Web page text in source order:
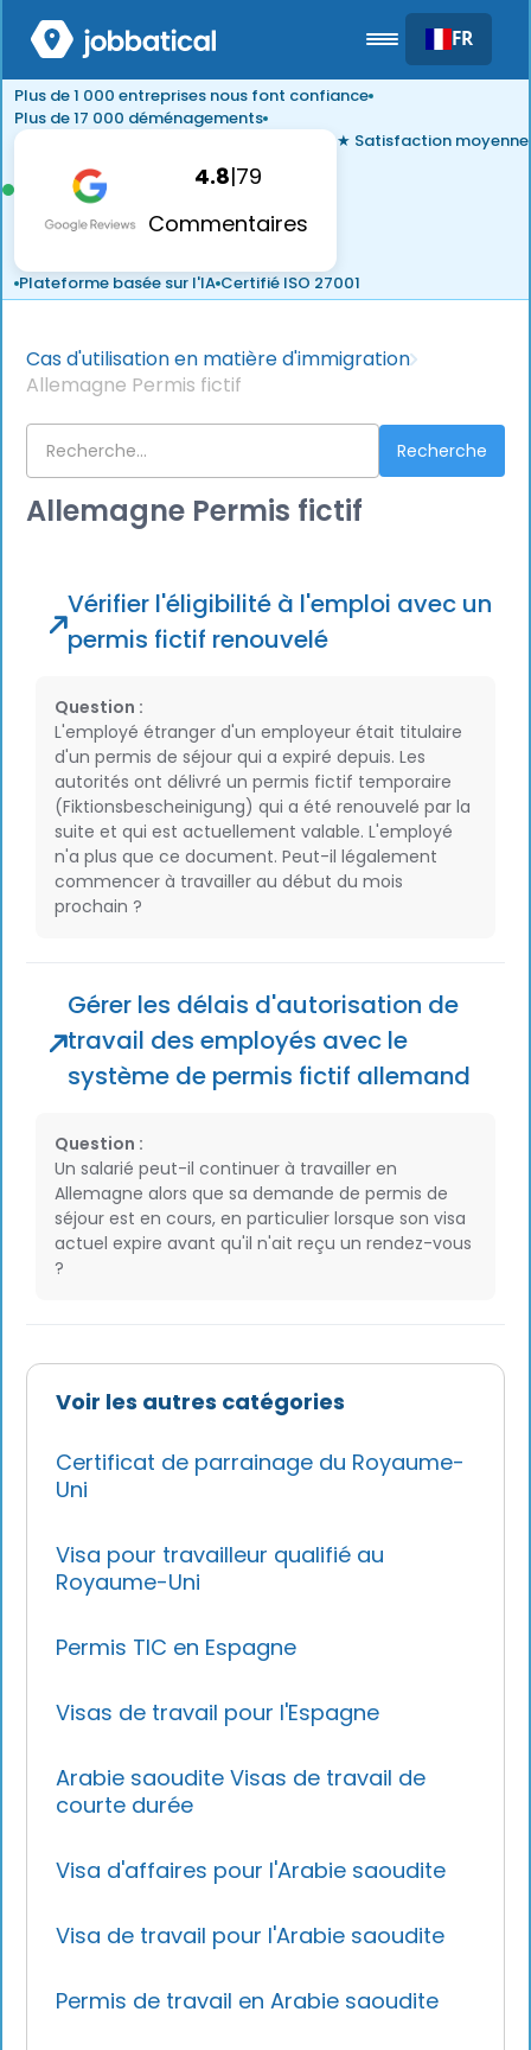
FR
Plus de 1 000 entreprises nous font confiance
Plus de 17 000 déménagements
4.8|79
Commentaires
★ Satisfaction moyenne
Plateforme basée sur l'IA Certifié ISO 27001
Cas d'utilisation en matière d'immigration
Allemagne Permis fictif
Allemagne Permis fictif
Vérifier l'éligibilité à l'emploi avec un
permis fictif renouvelé
Question :
L'employé étranger d'un employeur était titulaire
d'un permis de séjour qui a expiré depuis. Les
autorités ont délivré un permis fictif temporaire
(Fiktionsbescheinigung) qui a été renouvelé par la
suite et qui est actuellement valable. L'employé
n'a plus que ce document. Peut-il légalement
commencer à travailler au début du mois
prochain ?
Gérer les délais d'autorisation de
travail des employés avec le
système de permis fictif allemand
Question :
Un salarié peut-il continuer à travailler en
Allemagne alors que sa demande de permis de
séjour est en cours, en particulier lorsque son visa
actuel expire avant qu'il n'ait reçu un rendez-vous
?
Voir les autres catégories
Certificat de parrainage du Royaume-
Uni
Visa pour travailleur qualifié au
Royaume-Uni
Permis TIC en Espagne
Visas de travail pour l'Espagne
Arabie saoudite Visas de travail de
courte durée
Visa d'affaires pour l'Arabie saoudite
Visa de travail pour l'Arabie saoudite
Permis de travail en Arabie saoudite